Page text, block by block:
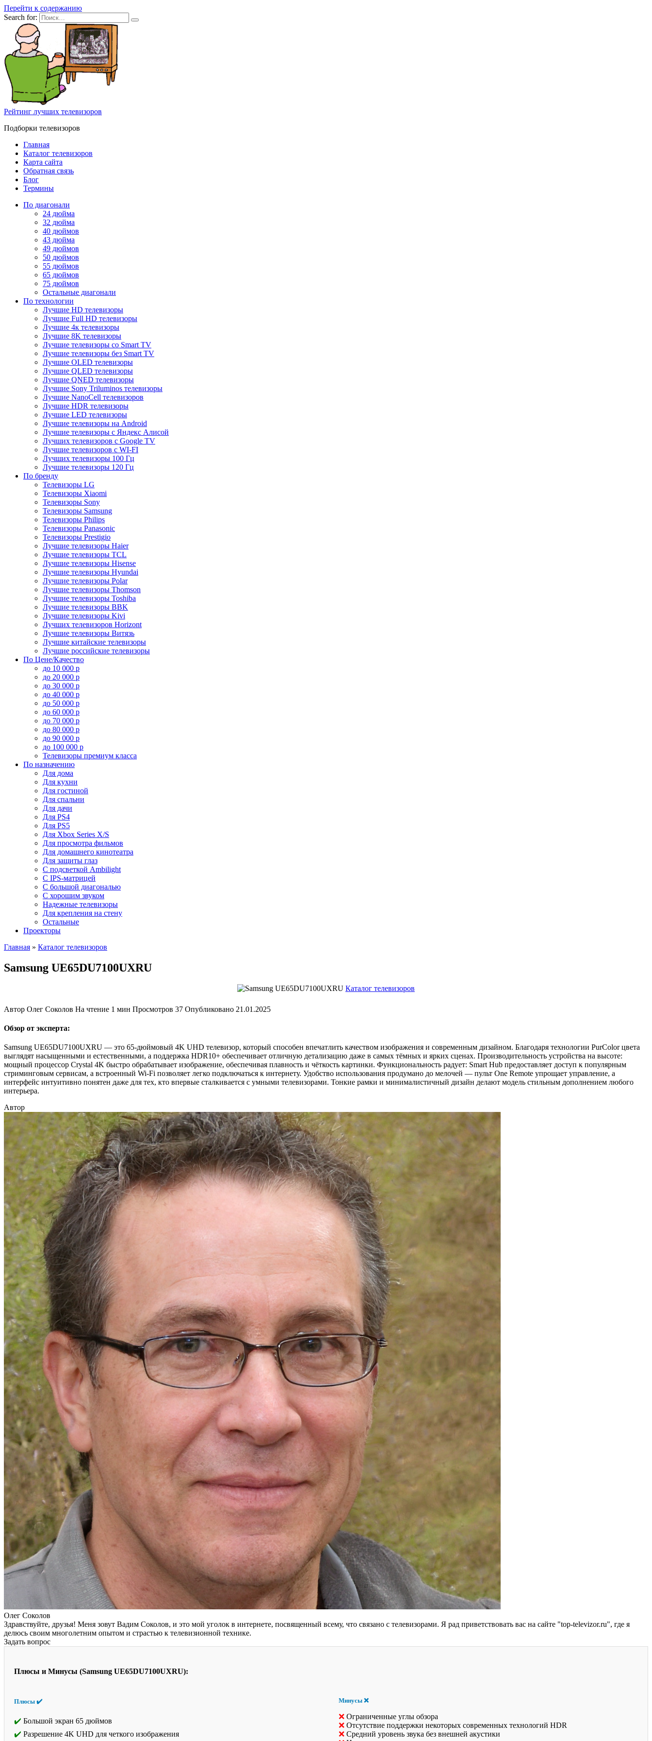
Перейти к содержанию
Search for:
Рейтинг лучших телевизоров
Подборки телевизоров
Главная
Каталог телевизоров
Карта сайта
Обратная связь
Блог
Термины
По диагонали
24 дюйма
32 дюйма
40 дюймов
43 дюйма
49 дюймов
50 дюймов
55 дюймов
65 дюймов
75 дюймов
Остальные диагонали
По технологии
Лучшие HD телевизоры
Лучшие Full HD телевизоры
Лучшие 4к телевизоры
Лучшие 8K телевизоры
Лучшие телевизоры со Smart TV
Лучшие телевизоры без Smart TV
Лучшие OLED телевизоры
Лучшие QLED телевизоры
Лучшие QNED телевизоры
Лучшие Sony Triluminos телевизоры
Лучшие NanoCell телевизоров
Лучшие HDR телевизоры
Лучшие LED телевизоры
Лучшие телевизоры на Android
Лучшие телевизоры с Яндекс Алисой
Лучших телевизоров с Google TV
Лучшие телевизоров с WI-FI
Лучших телевизоры 100 Гц
Лучшие телевизоры 120 Гц
По бренду
Телевизоры LG
Телевизоры Xiaomi
Телевизоры Sony
Телевизоры Samsung
Телевизоры Philips
Телевизоры Panasonic
Телевизоры Prestigio
Лучшие телевизоры Haier
Лучшие телевизоры TCL
Лучшие телевизоры Hisense
Лучшие телевизоры Hyundai
Лучшие телевизоры Polar
Лучшие телевизоры Thomson
Лучшие телевизоры Toshiba
Лучшие телевизоры BBK
Лучшие телевизоры Kivi
Лучших телевизоров Horizont
Лучшие телевизоры Витязь
Лучшие китайские телевизоры
Лучшие российские телевизоры
По Цене/Качество
до 10 000 р
до 20 000 р
до 30 000 р
до 40 000 р
до 50 000 р
до 60 000 р
до 70 000 р
до 80 000 р
до 90 000 р
до 100 000 р
Телевизоры премиум класса
По назначению
Для дома
Для кухни
Для гостиной
Для спальни
Для дачи
Для PS4
Для PS5
Для Xbox Series X/S
Для просмотра фильмов
Для домашнего кинотеатра
Для защиты глаз
С подсветкой Ambilight
C IPS-матрицей
С большой диагональю
С хорошим звуком
Надежные телевизоры
Для крепления на стену
Остальные
Проекторы
Главная » Каталог телевизоров
Samsung UE65DU7100UXRU
Каталог телевизоров
Автор Олег Соколов На чтение 1 мин Просмотров 37 Опубликовано 21.01.2025
Обзор от эксперта:
Samsung UE65DU7100UXRU — это 65-дюймовый 4K UHD телевизор, который способен впечатлить качеством изображения и современным дизайном. Благодаря технологии PurColor цвета
выглядят насыщенными и естественными, а поддержка HDR10+ обеспечивает отличную детализацию даже в самых тёмных и ярких сценах. Производительность устройства на высоте:
мощный процессор Crystal 4K быстро обрабатывает изображение, обеспечивая плавность и чёткость картинки. Функциональность радует: Smart Hub предоставляет доступ к популярным
стриминговым сервисам, а встроенный Wi-Fi позволяет легко подключаться к интернету. Удобство использования продумано до мелочей — пульт One Remote упрощает управление, а
интерфейс интуитивно понятен даже для тех, кто впервые сталкивается с умными телевизорами. Тонкие рамки и минималистичный дизайн делают модель стильным дополнением любого
интерьера.
Автор
Олег Соколов
Здравствуйте, друзья! Меня зовут Вадим Соколов, и это мой уголок в интернете, посвященный всему, что связано с телевизорами. Я рад приветствовать вас на сайте "top-televizor.ru", где я
делюсь своим многолетним опытом и страстью к телевизионной технике.
Задать вопрос
Плюсы и Минусы (Samsung UE65DU7100UXRU):
Плюсы ✔️
Большой экран 65 дюймов
Разрешение 4K UHD для четкого изображения
Минусы ❌
Ограниченные углы обзора
Отсутствие поддержки некоторых современных технологий HDR
Средний уровень звука без внешней акустики